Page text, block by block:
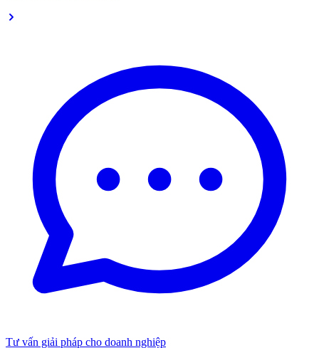
Tư vấn giải pháp cho doanh nghiệp